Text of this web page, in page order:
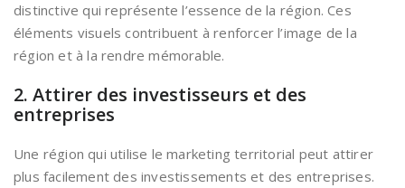
distinctive qui représente l’essence de la région. Ces
éléments visuels contribuent à renforcer l’image de la
région et à la rendre mémorable.
2. Attirer des investisseurs et des
entreprises
Une région qui utilise le marketing territorial peut attirer
plus facilement des investissements et des entreprises.